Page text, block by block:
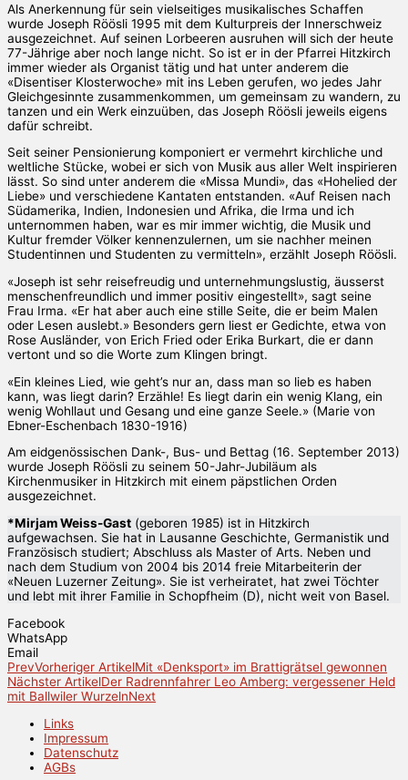
Als Anerkennung für sein vielseitiges musikalisches Schaffen
wurde Joseph Röösli 1995 mit dem Kulturpreis der Innerschweiz
ausgezeichnet. Auf seinen Lorbeeren ausruhen will sich der heute
77-Jährige aber noch lange nicht. So ist er in der Pfarrei Hitzkirch
immer wieder als Organist tätig und hat unter anderem die
«Disentiser Klosterwoche» mit ins Leben gerufen, wo jedes Jahr
Gleichgesinnte zusammenkommen, um gemeinsam zu wandern, zu
tanzen und ein Werk einzuüben, das Joseph Röösli jeweils eigens
dafür schreibt.
Seit seiner Pensionierung komponiert er vermehrt kirchliche und
weltliche Stücke, wobei er sich von Musik aus aller Welt inspirieren
lässt. So sind unter anderem die «Missa Mundi», das «Hohelied der
Liebe» und verschiedene Kantaten entstanden. «Auf Reisen nach
Südamerika, Indien, Indonesien und Afrika, die Irma und ich
unternommen haben, war es mir immer wichtig, die Musik und
Kultur fremder Völker kennenzulernen, um sie nachher meinen
Studentinnen und Studenten zu vermitteln», erzählt Joseph Röösli.
«Joseph ist sehr reisefreudig und unternehmungslustig, äusserst
menschenfreundlich und immer positiv eingestellt», sagt seine
Frau Irma. «Er hat aber auch eine stille Seite, die er beim Malen
oder Lesen auslebt.» Besonders gern liest er Gedichte, etwa von
Rose Ausländer, von Erich Fried oder Erika Burkart, die er dann
vertont und so die Worte zum Klingen bringt.
«Ein kleines Lied, wie geht’s nur an, dass man so lieb es haben
kann, was liegt darin? Erzähle! Es liegt darin ein wenig Klang, ein
wenig Wohllaut und Gesang und eine ganze Seele.» (Marie von
Ebner-Eschenbach 1830-1916)
Am eidgenössischen Dank-, Bus- und Bettag (16. September 2013)
wurde Joseph Röösli zu seinem 50-Jahr-Jubiläum als
Kirchenmusiker in Hitzkirch mit einem päpstlichen Orden
ausgezeichnet.
*Mirjam Weiss-Gast (geboren 1985) ist in Hitzkirch
aufgewachsen. Sie hat in Lausanne Geschichte, Germanistik und
Französisch studiert; Abschluss als Master of Arts. Neben und
nach dem Studium von 2004 bis 2014 freie Mitarbeiterin der
«Neuen Luzerner Zeitung». Sie ist verheiratet, hat zwei Töchter
und lebt mit ihrer Familie in Schopfheim (D), nicht weit von Basel.
Facebook
WhatsApp
Email
PrevVorheriger ArtikelMit «Denksport» im Brattigrätsel gewonnen
Nächster ArtikelDer Radrennfahrer Leo Amberg: vergessener Held
mit Ballwiler WurzelnNext
Links
Impressum
Datenschutz
AGBs